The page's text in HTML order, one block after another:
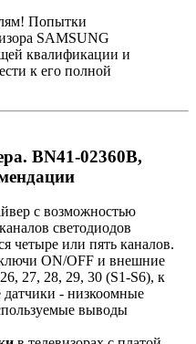
Попытки
SAMSUNG
квалификации и
к его полной
BN41-02360B,
с возможностью
светодиодов
четыре или пять каналов.
ON/OFF и внешние
27, 28, 29, 30 (S1-S6), к
- низкоомные
выводы